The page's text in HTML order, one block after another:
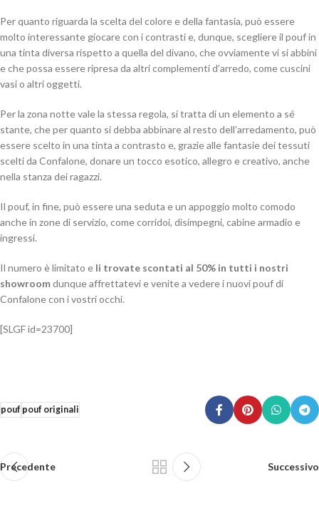
Per quanto riguarda la scelta del colore e della fantasia, può essere
molto interessante giocare con i contrasti e, dunque, scegliere il pouf in
una tinta diversa rispetto a quella del divano, che ovviamente vi si abbini
e che possa essere ripresa da altri complementi d’arredo, come cuscini
vasi o altri oggetti.
Per la zona notte vale la stessa regola, si tratta di un elemento a sé
stante, che per quanto si debba abbinare al resto dell’arredamento, può
essere scelto in una tinta a contrasto e, grazie alle fantasie dei tessuti
scelti da Confalone, donare un tocco esotico, allegro e creativo, anche
nella stanza dei ragazzi.
Il pouf, in fine, può essere una seduta e un appoggio molto comodo
anche in zone di servizio, come corridoi, disimpegni, cabine armadio e
ingressi.
Il numero è limitato e li trovate scontati al 50% in tutti i nostri
showroomdunque affrettatevi e venite a vedere i nuovi pouf di
Confalone con i vostri occhi.
[SLGF id=23700]
pouf pouf originali
Precedente Successivo